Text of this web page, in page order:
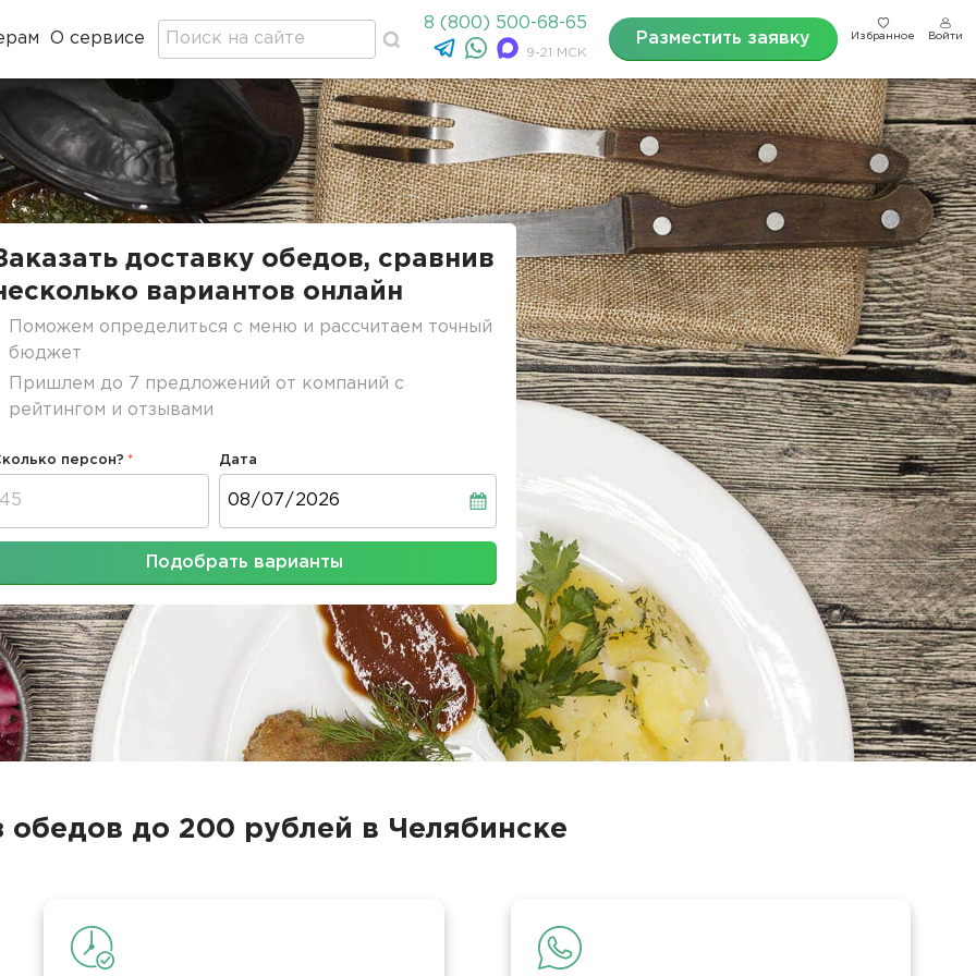
О сервисе
8 (800) 500-68-65
9-21 МСК
Разместить заявку Избранное Войти
доставку обедов, сравнив
вариантов онлайн
Поможем определиться с меню и рассчитаем точный
бюджет
Пришлем до 7 предложений от компаний с
рейтингом и отзывами
персон? Дата
Подобрать варианты
обедов до 200 рублей в Челябинске